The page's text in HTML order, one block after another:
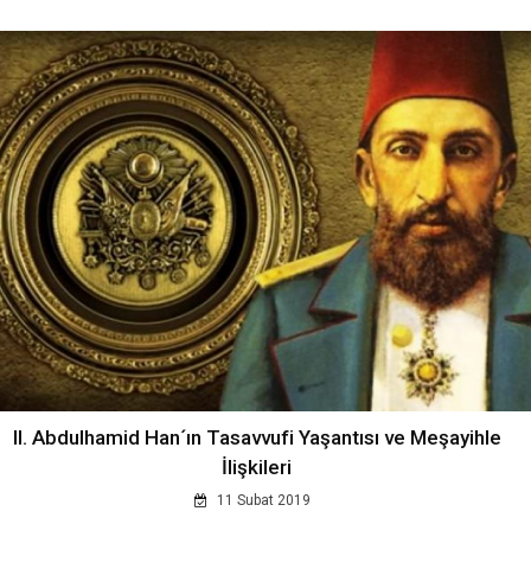
II. Abdulhamid Han´ın Tasavvufi Yaşantısı ve Meşayihle
İlişkileri
11 Subat 2019